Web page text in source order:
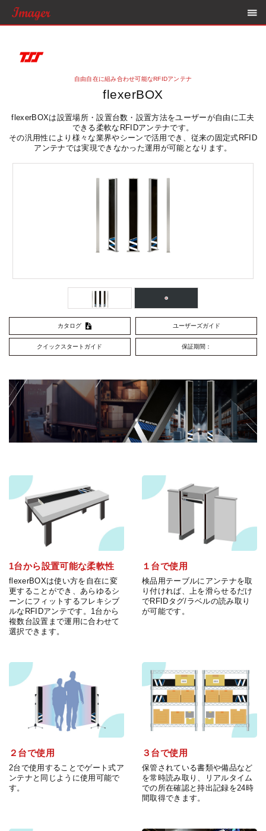
自由自在に組み合わせ可能なRFIDアンテナ
flexerBOX
flexerBOXは設置場所・設置台数・設置方法をユーザーが自由に工夫
できる柔軟なRFIDアンテナです。
その汎用性により様々な業界やシーンで活用でき、従来の固定式RFID
アンテナでは実現できなかった運用が可能となります。
カタログ ユーザーズガイド
クイックスタートガイド 保証期間：
1台から設置可能な柔軟性
flexerBOXは使い方を自在に変
更することができ、あらゆるシ
ーンにフィットするフレキシブ
ルなRFIDアンテです。1台から
複数台設置まで運用に合わせて
選択できます。
１台で使用
検品用テーブルにアンテナを取
り付ければ、上を滑らせるだけ
でRFIDタグ/ラベルの読み取り
が可能です。
２台で使用
2台で使用することでゲート式ア
ンテナと同じように使用可能で
す。
３台で使用
保管されている書類や備品など
を常時読み取り、リアルタイム
での所在確認と持出記録を24時
間取得できます。